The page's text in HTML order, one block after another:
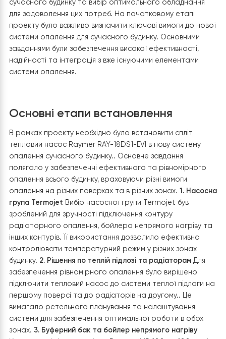
контексті,
встановлення спліт-системи
теплового насоса Raymer RAY-18DS1 EVI
у сучасному
будинку в Києві є прикладом передової інженерної
та прагнення до створення оптимального житлового
комфорту.Початковим етапом було ретельне
установки. Воно включало аналіз вимог до опалення
проекту було важливо визначити ключові вимоги до
завданнями були забезпечення високої ефективності,
надійності та інтеграція з вже існуючими елементами
системи опалення.
Основні етапи встановлення
В рамках проекту необхідно було встановити спліт
тепловий насос Raymer RAY-18DS1-EVI
в нову систему
опалення сучасного будинку.. Основне завдання
полягало у забезпеченні ефективного та
опалення всього будинку, враховуючи різні вимоги
опалення на різних поверхах та в різних зонах.
група TermojetВибір насосної групи Termojet був
зроблений для зручності підключення контуру
радіаторного опалення, бойлера непрямого нагріву